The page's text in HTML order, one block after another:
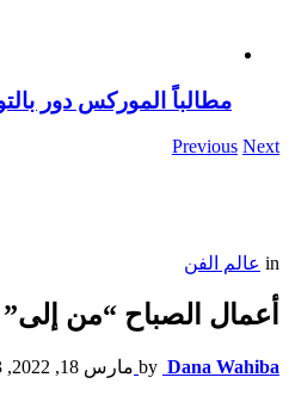
مطالباً الموركس دور
Previous Next
in عالم الفن
أعمال الصباح “من إلى” و “بيروت 303”
by Dana Wahiba مارس 18, 2022, 1:53 ص